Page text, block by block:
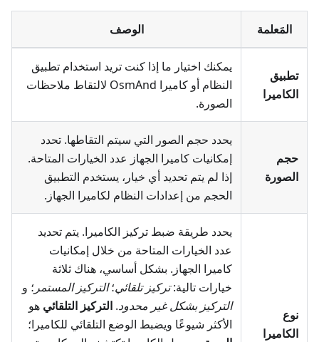
المَعلمة الوصف
تطبيق
الكاميرا
يمكنك اختيار ما إذا كنت تريد استخدام تطبيق
النظام أو كاميرا OsmAnd لالتقاط
ملاحظات
الصورة.
حجم
الصورة
يحدد حجم الصور التي سيتم التقاطها. تحدد
إمكانيات كاميرا الجهاز عدد الخيارات المتاحة.
إذا لم يتم تحديد أي خيار، يستخدم التطبيق
الحجم من إعدادات النظام لكاميرا الجهاز.
نوع
الكاميرا
يحدد طريقة ضبط تركيز الكاميرا. يتم تحديد
عدد الخيارات المتاحة من خلال إمكانيات
كاميرا الجهاز. بشكل أساسي، هناك ثلاثة
خيارات تالية:تركيز تلقائي؛التركيز المستمر ؛ و
التركيز بشكل غير محدود. التركيز التلقائي هو
الأكثر شيوعًا ويضبط الوضع التلقائي للكاميرا؛